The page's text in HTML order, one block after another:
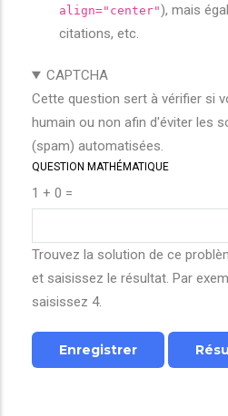
align="center"), mais
citations, etc.
CAPTCHA
Cette question sert à vérifier si
humain ou non afin d'éviter les
(spam) automatisées.
QUESTION MATHÉMATIQUE
1 + 0 =
Trouvez la solution de ce
et saisissez le résultat. Par
saisissez 4.